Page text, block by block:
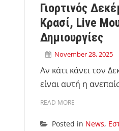
Γιορτινός
Κρασί, Live
Δημιουργίες
November 28, 2025
Αν κάτι κάνει τον
είναι αυτή η
READ MORE
Posted in News,